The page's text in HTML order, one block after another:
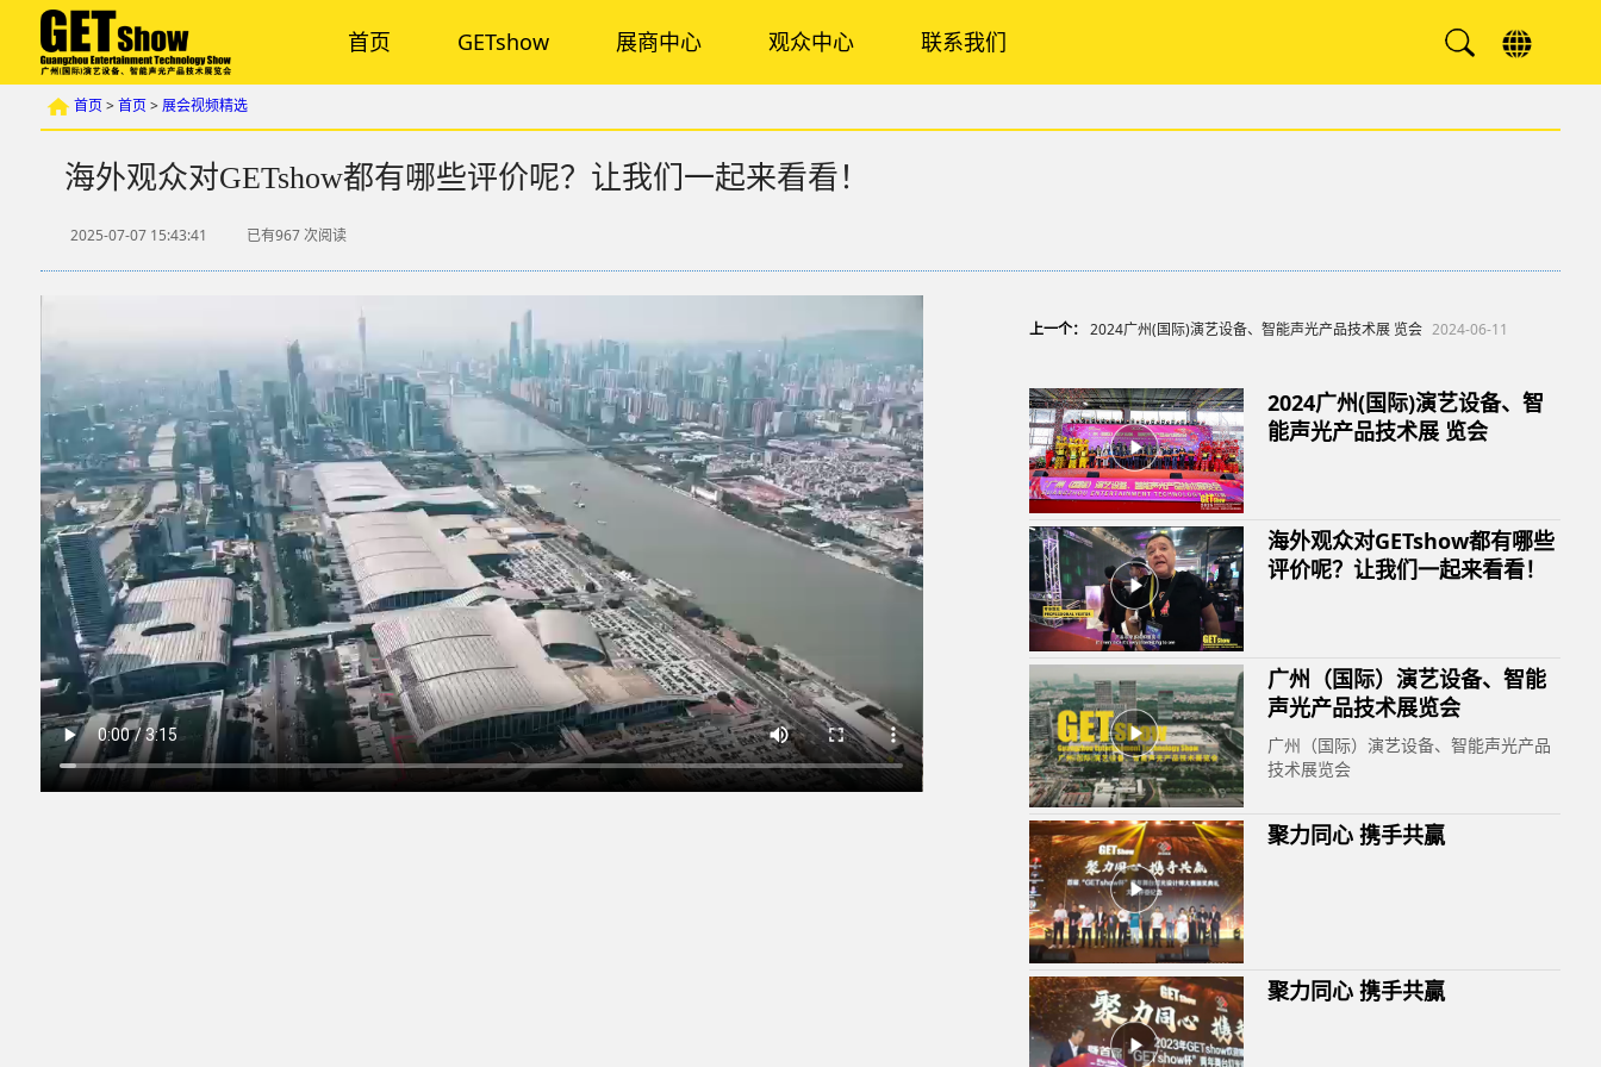
首页 GETshow 展商中心 观众中心 联系我们
首页>首页>展会视频精选
海外观众对GETshow都有哪些评价呢？让我们一起来看看！
2025-07-07 15:43:41 已有967次阅读
上一个： 2024广州(国际)演艺设备、智能声光产品技术展 览会 2024-06-11
2024广州(国际)演艺设备、智
能声光产品技术展 览会
海外观众对GETshow都有哪些
评价呢？让我们一起来看看！
广州（国际）演艺设备、智能
声光产品技术展览会
广州（国际）演艺设备、智能声光产品
技术展览会
聚力同心 携手共贏
聚力同心 携手共贏